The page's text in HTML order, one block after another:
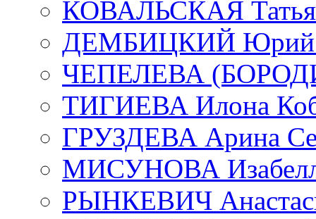
КОВАЛЬСКАЯ
ДЕМБИЦКИЙ Юрий
ЧЕПЕЛЕВА
ТИГИЕВА Илона
ГРУЗДЕВА Арина
МИСУНОВА
РЫНКЕВИЧ